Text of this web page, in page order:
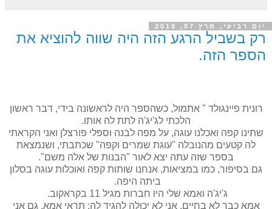
יום רביעי, מרץ 07, 2018
רק בשביל הרגע הזה היה שווה להוציא את
הספר הזה.
רונית פיינגולד " אתמול, כשהספר היה לראשונה בידי, דבר ראשון
הלכתי לג'יג'ה לתת לה אותו.
שתינו קפה ואכלנו עוגה, על מפה לבנה וספלי פורצלן ואני הקראתי
לה קטעים מהנובלה "עוגת שמרים וקפה" שכתבתי, ושנמצאת
בספר שזה עתה יצא לאור "הבנות של אלה משם".
גם בסיפור, כמו במציאות, אנחנו שותות קפה ואוכלות עוגה בסלון
ביתה היפה.
ג'יג'ה ואמא שלי היו חברות מגיל 11 בקראקוב.
אמא כבר לא בחיים. אני לא יכולה להגיד לה: תראי אמא, גם אני